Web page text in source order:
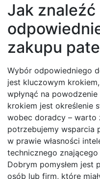
Jak znaleźć
zakupu
Wybór odpowiedniego
jest kluczowym
wpłynąć na
krokiem jest określenie
wobec doradcy – warto
potrzebujemy wsparcia
w prawie własności
technicznego
Dobrym pomysłem jest
osób lub firm, które